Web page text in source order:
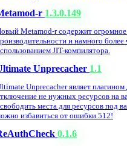
r 1.3.0.149
Metamod-r содержит огромное
и намного
JIT-компилятора.
Unprecacher 1.1
Unprecacher являет
не нужных ресурсов на
места для ресурсов под
избавиться от ошибки 512!
0.1.6